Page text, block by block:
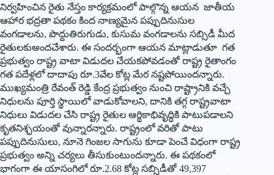
నిర్వ‌హించిన రైతు నేస్తం కార్యక్రమంలో పాల్గొన్న ఆయ‌న‌ జాతీయ
ఆహార భద్రతా పథకం కింద నాణ్యమైన పప్పుదినుసుల
వంగడాలను, పొద్దుతిరుగుడు, కుసుమ వంగడాలను సబ్సిడీ మీద
రైతులకుఅందచేశారు. ఈ సందర్భంగా ఆయ‌న‌ మాట్లాడుతూ గత
ప్రభుత్వం రాష్ట్ర వాటా విడుదల చేయకపోవడంతో రాష్ట్ర రైతాంగం
గత పదేళ్లలో దాదాపు రూ.3వేల‌ కోట్ల మేర నష్టపోయిందన్నారు.
ముఖ్యమంత్రి రేవంత్ రెడ్డి కేంద్ర ప్రభుత్వం నుంచి రాష్ట్రానికి వచ్చే
నిధులను పూర్తి స్థాయిలో వాడుకోవాలని, దానికి తగ్గ రాష్ట్రవాటా
నిధులు విడుదల చేసి రాష్ట్ర రైతుల ఆర్థికాభివృద్ధికి పాటుపడాలని
కృతనిశ్ఛయంతో వున్నార‌న్నారు. రాష్ట్రంలో వరితో పాటు
పప్పుదినుసులు, నూనె గింజల సాగును కూడా పెంచే విధంగా రాష్ట్ర
ప్రభుత్వం అన్ని చర్యలు తీసుకుంటుందన్నారు. ఈ పథకంలో
భాగంగా ఈ యాసంగిలో రూ.2.68 కోట్ల సబ్సిడీతో 49,397